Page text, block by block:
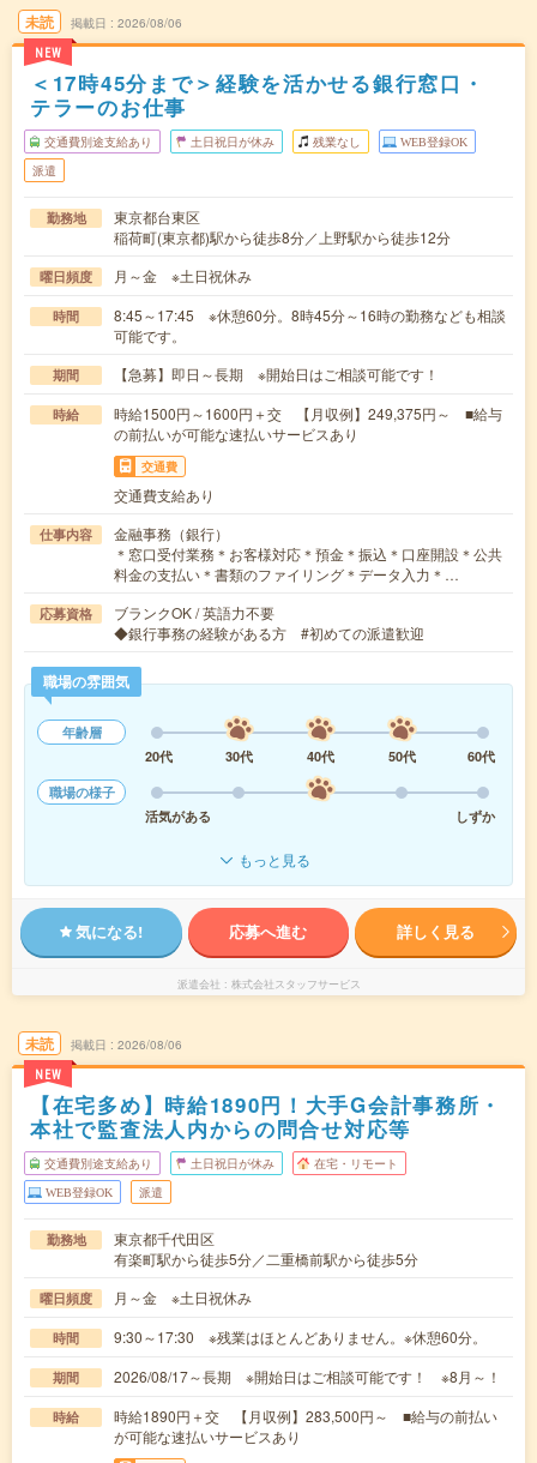
未読
NEW
掲載日 2026/08/06
＜17時45分まで＞経験を活かせる銀行窓口・
テラーのお仕事
交通費別途支給あり 土日祝日が休み 残業なし WEB登録OK
派遣
勤務地
東京都台東区
稲荷町(東京都)駅から徒歩8分／上野駅から徒歩12分
曜日頻度 月～金 ※土日祝休み
時間
8:45～17:45 ※休憩60分。8時45分～16時の勤務なども相談
可能です。
期間 【急募】即日～長期 ※開始日はご相談可能です！
時給
時給1500円～1600円＋交 【月収例】249,375円～ ■給与
の前払いが可能な速払いサービスあり
交通費
交通費支給あり
仕事内容
金融事務（銀行）
＊窓口受付業務＊お客様対応＊預金＊振込＊口座開設＊公共
料金の支払い＊書類のファイリング＊データ入力＊…
応募資格
ブランクOK / 英語力不要
◆銀行事務の経験がある方 #初めての派遣歓迎
職場の雰囲気
年齢層
20代
30代 40代 50代
60代
職場の様子
活気がある
しずか
もっと見る
気になる! 応募へ進む 詳しく見る
派遣会社 株式会社スタッフサービス
未読
NEW
掲載日 2026/08/06
【在宅多め】時給1890円！大手G会計事務所・
本社で監査法人内からの問合せ対応等
交通費別途支給あり 土日祝日が休み 在宅・リモート
WEB登録OK 派遣
勤務地
東京都千代田区
有楽町駅から徒歩5分／二重橋前駅から徒歩5分
曜日頻度 月～金 ※土日祝休み
時間 9:30～17:30 ※残業はほとんどありません。※休憩60分。
期間 2026/08/17～長期 ※開始日はご相談可能です！ ※8月～！
時給
時給1890円＋交 【月収例】283,500円～ ■給与の前払い
が可能な速払いサービスあり